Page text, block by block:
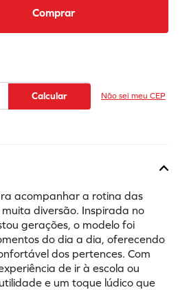
Comprar
Não sei meu CEP
acompanhar a rotina das
diversão. Inspirada no
gerações, o modelo foi
do dia a dia, oferecendo
dos pertences. Com
de ir à escola ou
e um toque lúdico que